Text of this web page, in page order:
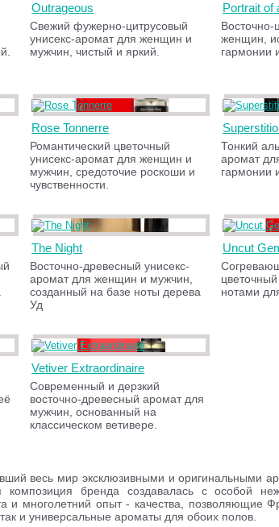
Outrageous
Свежий фужерно-цитрусовый
унисекс-аромат для женщин и
мужчин, чистый и яркий.
Portrait of
Восточно-
женщин,
гармонии
Rose Tonnerre
Романтический цветочный
унисекс-аромат для женщин и
мужчин, средоточие роскоши и
чувственности.
Тонкий
аромат
гармонии
The Night
Восточно-древесный унисекс-
аромат для женщин и мужчин,
созданный на базе ноты дерева
Уд
Uncut
нотами
Vetiver Extraordinaire
Современный и дерзкий
восточно-древесный аромат для
мужчин, основанный на
классическом ветивере.
весь мир эксклюзивными и оригинальными
бренда создавалась с особой
и многолетний опыт - качества, позволяющие
и универсальные ароматы для обоих полов.